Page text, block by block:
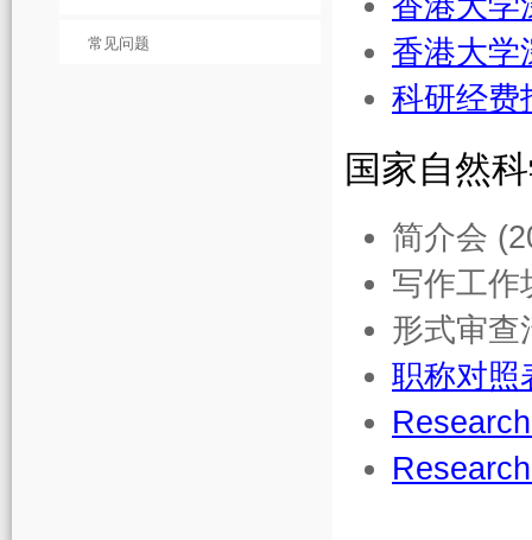
常见问题
香港大学
科研经费
国家自然
简介会
写作工作
形式审查
职称对照